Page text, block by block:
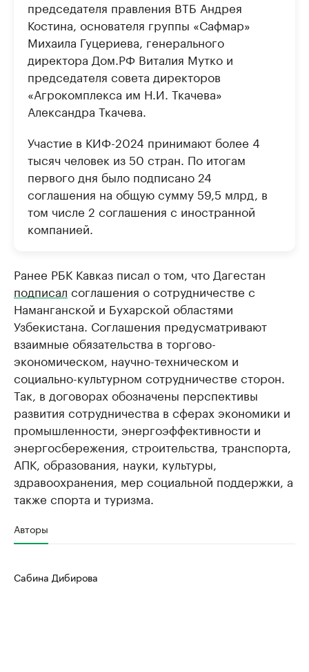
председателя правления ВТБ Андрея
Костина, основателя группы «Сафмар»
Михаила Гуцериева, генерального
директора Дом.РФ Виталия Мутко и
председателя совета директоров
«Агрокомплекса им Н.И. Ткачева»
Александра Ткачева.
Участие в КИФ-2024 принимают более 4
тысяч человек из 50 стран. По итогам
первого дня было подписано 24
соглашения на общую сумму 59,5 млрд, в
том числе 2 соглашения с иностранной
компанией.
Ранее РБК Кавказ писал о том, что Дагестан
подписал соглашения о сотрудничестве с
Наманганской и Бухарской областями
Узбекистана. Соглашения предусматривают
взаимные обязательства в торгово-
экономическом, научно-техническом и
социально-культурном сотрудничестве сторон.
Так, в договорах обозначены перспективы
развития сотрудничества в сферах экономики и
промышленности, энергоэффективности и
энергосбережения, строительства, транспорта,
АПК, образования, науки, культуры,
здравоохранения, мер социальной поддержки, а
также спорта и туризма.
Авторы
Сабина Дибирова